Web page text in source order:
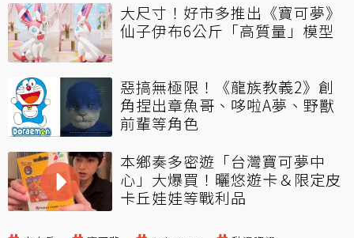
大尺寸！好市多推出《寶可夢》
仙子伊布6公斤「高質量」模型
惡搞無極限！《龍族教義2》創
角捏出章魚哥、哆啦A夢、野獸
前輩等角色
本鄉奏多密遊「台灣寶可夢中
心」大爆買！曬悠遊卡＆限定皮
卡丘娃娃等戰利品